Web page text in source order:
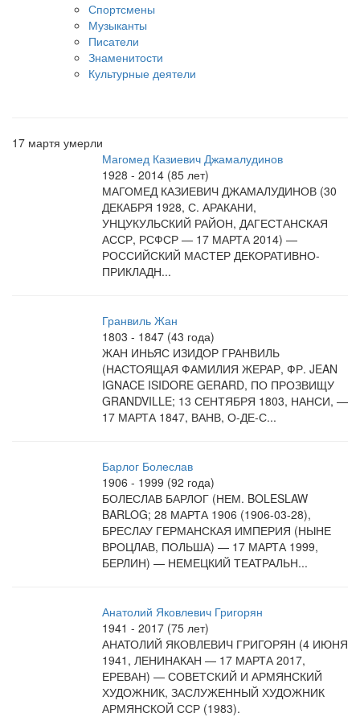
Спортсмены
Музыканты
Писатели
Знаменитости
Культурные деятели
17 мартя умерли
Магомед Казиевич Джамалудинов
1928 - 2014 (85 лет)
МАГОМЕД КАЗИЕВИЧ ДЖАМАЛУДИНОВ (30
ДЕКАБРЯ 1928, С. АРАКАНИ,
УНЦУКУЛЬСКИЙ РАЙОН, ДАГЕСТАНСКАЯ
АССР, РСФСР — 17 МАРТА 2014) —
РОССИЙСКИЙ МАСТЕР ДЕКОРАТИВНО-
ПРИКЛАДН...
Гранвиль Жан
1803 - 1847 (43 года)
ЖАН ИНЬЯС ИЗИДОР ГРАНВИЛЬ
(НАСТОЯЩАЯ ФАМИЛИЯ ЖЕРАР, ФР. JEAN
IGNACE ISIDORE GERARD, ПО ПРОЗВИЩУ
GRANDVILLE; 13 СЕНТЯБРЯ 1803, НАНСИ, —
17 МАРТА 1847, ВАНВ, О-ДЕ-С...
Барлог Болеслав
1906 - 1999 (92 года)
БОЛЕСЛАВ БАРЛОГ (НЕМ. BOLESLAW
BARLOG; 28 МАРТА 1906 (1906-03-28),
БРЕСЛАУ ГЕРМАНСКАЯ ИМПЕРИЯ (НЫНЕ
ВРОЦЛАВ, ПОЛЬША) — 17 МАРТА 1999,
БЕРЛИН) — НЕМЕЦКИЙ ТЕАТРАЛЬН...
Анатолий Яковлевич Григорян
1941 - 2017 (75 лет)
АНАТОЛИЙ ЯКОВЛЕВИЧ ГРИГОРЯН (4 ИЮНЯ
1941, ЛЕНИНАКАН — 17 МАРТА 2017,
ЕРЕВАН) — СОВЕТСКИЙ И АРМЯНСКИЙ
ХУДОЖНИК, ЗАСЛУЖЕННЫЙ ХУДОЖНИК
АРМЯНСКОЙ ССР (1983).